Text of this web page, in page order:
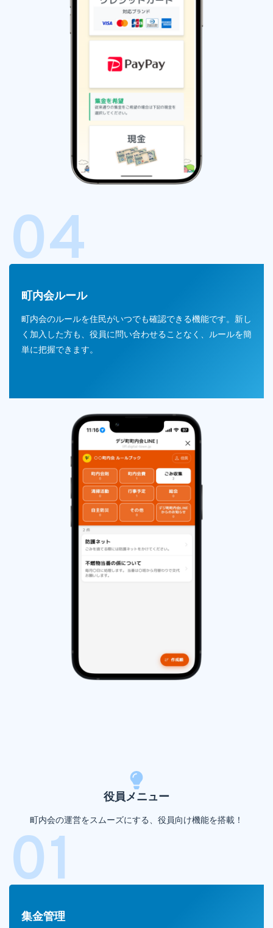
04
町内会ルール
町内会のルールを住民がいつでも確認できる機能です。新し
く加入した方も、役員に問い合わせることなく、ルールを簡
単に把握できます。
役員メニュー
町内会の運営をスムーズにする、役員向け機能を搭載！
01
集金管理